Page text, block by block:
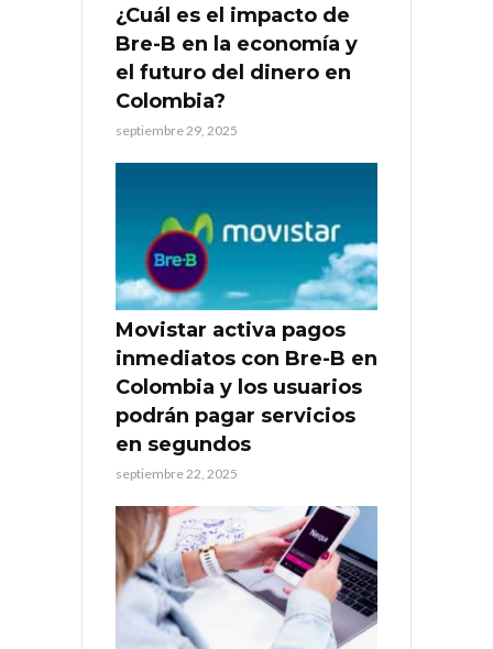
¿Cuál es el impacto de
Bre-B en la economía y
el futuro del dinero en
Colombia?
septiembre 29, 2025
Movistar activa pagos
inmediatos con Bre-B en
Colombia y los usuarios
podrán pagar servicios
en segundos
septiembre 22, 2025